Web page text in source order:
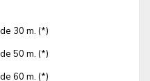
30 m. (*)
50 m. (*)
60 m. (*)